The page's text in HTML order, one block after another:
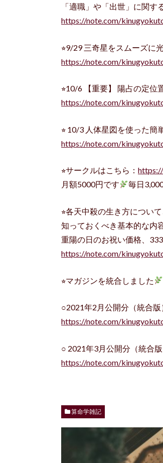
「適職」や「出世」に関
https://note.com/
⭐︎9/29 三奇星をスムーズに
https://note.com/
⭐︎10/6 【重要】 陽占の定
https://note.com/
⭐︎ 10/3 人体星図を使った
https://note.com/
⭐︎サークルはこちら：
月額5000円です
毎日
⭐︎各天中殺の生き方について
知っておくべき基本的な内
重陽の日のお祝い価格、
https://note.com/
⭐︎マガジンを統合しました
○2021年2月公開分（統合版
https://note.com/
○ 2021年3月公開分（統合版
https://note.com/
算命学雑記